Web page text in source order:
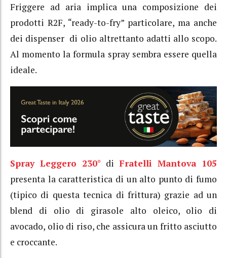
Friggere ad aria implica una composizione dei
prodotti R2F, “ready-to-fry” particolare, ma anche
dei dispenser di olio altrettanto adatti allo scopo.
Al momento la formula spray sembra essere quella
ideale.
Spray Leggero 230° di Fratelli Mantova 105
presenta la caratteristica di un alto punto di fumo
(tipico di questa tecnica di frittura) grazie ad un
blend di olio di girasole alto oleico, olio di
avocado, olio di riso, che assicura un fritto asciutto
e croccante.